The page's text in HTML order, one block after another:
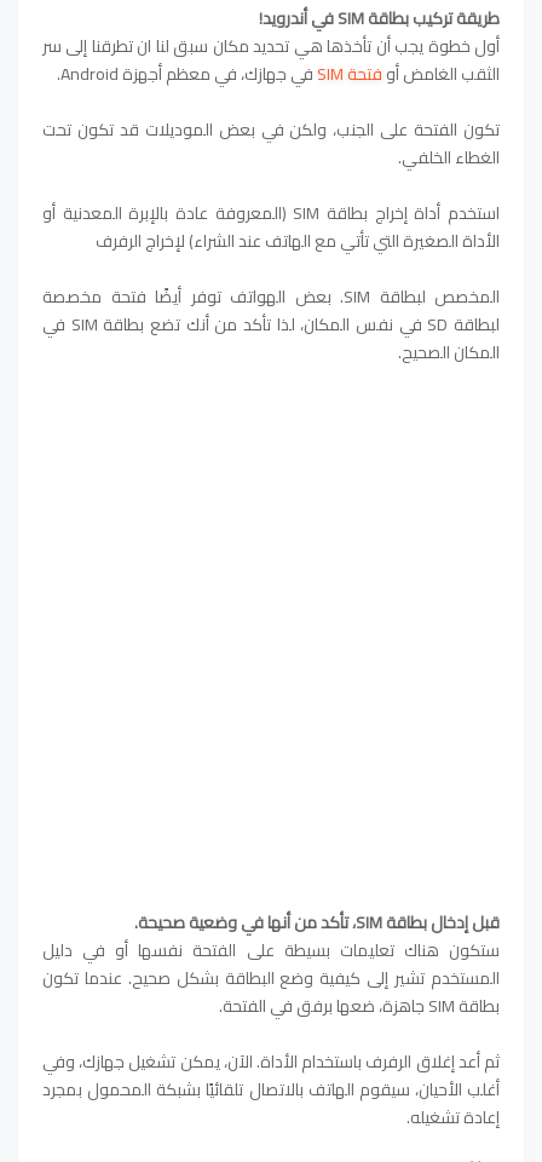
طريقة تركيب بطاقة SIM في أندرويد!
أول خطوة يجب أن تأخذها هي تحديد مكان سبق لنا ان تطرقنا إلى سر
الثقب الغامض أوفتحة SIM
في جهازك، في معظم أجهزة Android.
تكون الفتحة على الجنب، ولكن في بعض الموديلات قد تكون تحت
الغطاء الخلفي.
استخدم أداة إخراج بطاقة SIM (المعروفة عادة بالإبرة المعدنية أو
الأداة الصغيرة التي تأتي مع الهاتف عند الشراء) لإخراج الرفرف
المخصص لبطاقة SIM. بعض الهواتف توفر أيضًا فتحة مخصصة
لبطاقة SD في نفس المكان، لذا تأكد من أنك تضع بطاقة SIM في
المكان الصحيح.
قبل إدخال بطاقة SIM، تأكد من أنها في وضعية صحيحة.
ستكون هناك تعليمات بسيطة على الفتحة نفسها أو في دليل
المستخدم تشير إلى كيفية وضع البطاقة بشكل صحيح. عندما تكون
بطاقة SIM جاهزة، ضعها برفق في الفتحة.
ثم أعد إغلاق الرفرف باستخدام الأداة. الآن، يمكن تشغيل جهازك، وفي
أغلب الأحيان، سيقوم الهاتف بالاتصال تلقائيًا بشبكة المحمول بمجرد
إعادة تشغيله.